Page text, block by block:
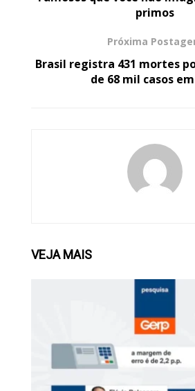
primos
Próxima
Brasil registra 431 mortes
de 68 mil casos
VEJAMAIS